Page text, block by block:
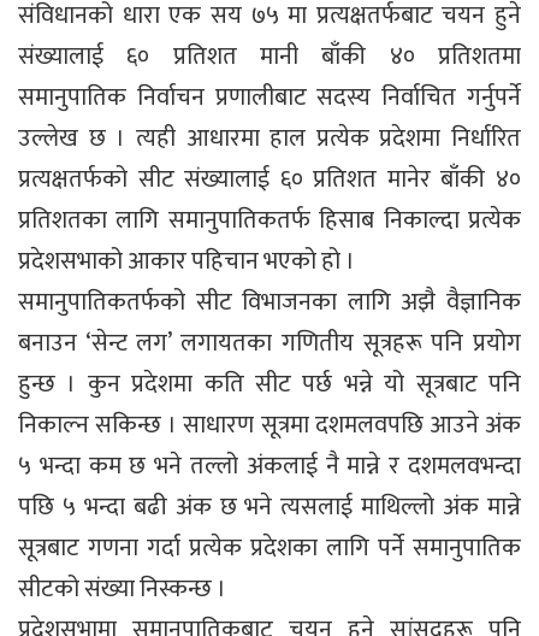
संविधानको धारा एक सय ७५ मा प्रत्यक्षतर्फबाट चयन हुने
संख्यालाई ६० प्रतिशत मानी बाँकी ४० प्रतिशतमा
समानुपातिक निर्वाचन प्रणालीबाट सदस्य निर्वाचित गर्नुपर्ने
उल्लेख छ । त्यही आधारमा हाल प्रत्येक प्रदेशमा निर्धारित
प्रत्यक्षतर्फको सीट संख्यालाई ६० प्रतिशत मानेर बाँकी ४०
प्रतिशतका लागि समानुपातिकतर्फ हिसाब निकाल्दा प्रत्येक
प्रदेशसभाको आकार पहिचान भएको हो ।
समानुपातिकतर्फको सीट विभाजनका लागि अझै वैज्ञानिक
बनाउन ‘सेन्ट लग’ लगायतका गणितीय सूत्रहरू पनि प्रयोग
हुन्छ । कुन प्रदेशमा कति सीट पर्छ भन्ने यो सूत्रबाट पनि
निकाल्न सकिन्छ । साधारण सूत्रमा दशमलवपछि आउने अंक
५ भन्दा कम छ भने तल्लो अंकलाई नै मान्ने र दशमलवभन्दा
पछि ५ भन्दा बढी अंक छ भने त्यसलाई माथिल्लो अंक मान्ने
सूत्रबाट गणना गर्दा प्रत्येक प्रदेशका लागि पर्ने समानुपातिक
सीटको संख्या निस्कन्छ ।